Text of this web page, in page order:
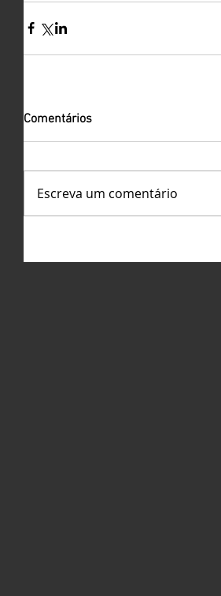
Comentários
Escreva um comentário